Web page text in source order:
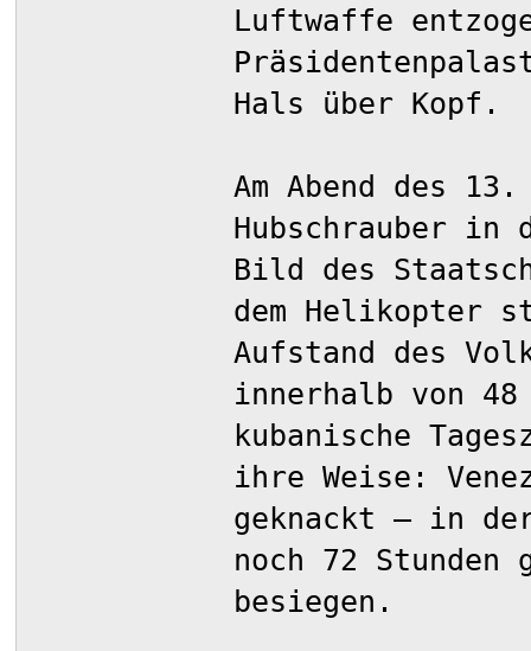
Luftwaffe
Hals über Kopf.
Am Abend des
Hubschrauber in
Bild des
dem Helikopter
Aufstand des
innerhalb von 48
kubanische
ihre Weise:
geknackt – in der
noch 72
besiegen.